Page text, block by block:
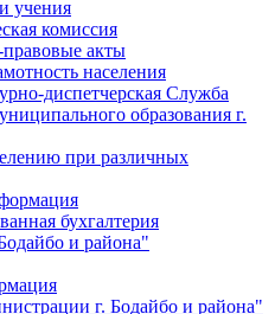
учения
комиссия
акты
населения
диспетчерская Служба
образования г.
при различных
бухгалтерия
и района"
г. Бодайбо и района"